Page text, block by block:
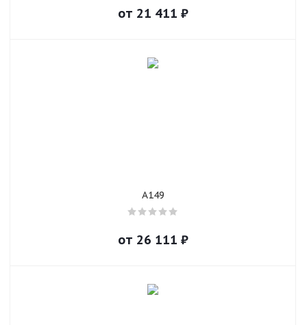
от 21 411 ₽
A149
от 26 111 ₽